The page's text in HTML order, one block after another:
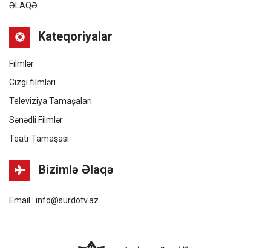
ƏLAQƏ
Kateqoriyalar
Filmlər
Cizgi filmləri
Televiziya Tamaşaları
Sənədli Filmlər
Teatr Tamaşası
Bizimlə Əlaqə
Email : info@surdotv.az